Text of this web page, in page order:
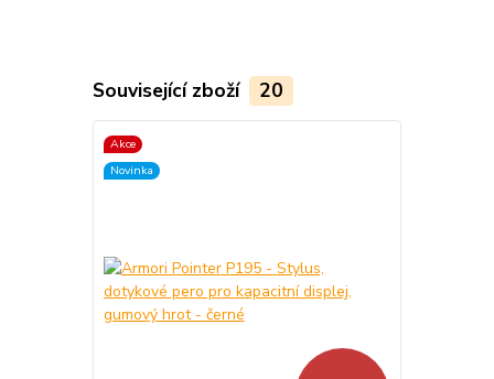
Související zboží 20
Akce
Novinka